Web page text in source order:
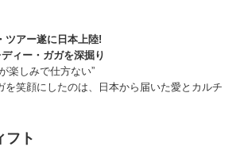
ツアー遂に日本上陸!
ィー・ガガを深掘り
楽しみで仕方ない”
を笑顔にしたのは、日本から届いた愛とカルチ
フト